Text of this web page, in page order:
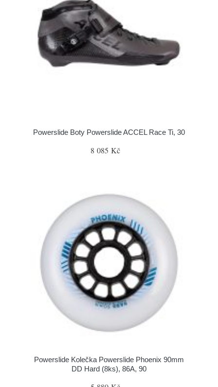
Powerslide Boty Powerslide ACCEL Race Ti, 30
8 085 Kč
Powerslide Kolečka Powerslide Phoenix 90mm
DD Hard (8ks), 86A, 90